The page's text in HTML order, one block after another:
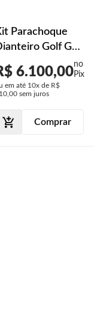
Parachoque
Golf Gti
2019 2020 2021
Farol Milha
Dianteiro
6.100,00
em até 10x de R$
sem juros
Comprar